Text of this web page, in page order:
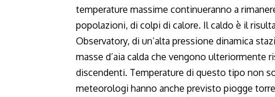
temperature massime continueranno a
popolazioni, di colpi di calore. Il caldo è il
Observatory, di un’alta pressione dinamica
masse d’aia calda che vengono
discendenti. Temperature di questo tipo non
meteorologi hanno anche previsto piogge